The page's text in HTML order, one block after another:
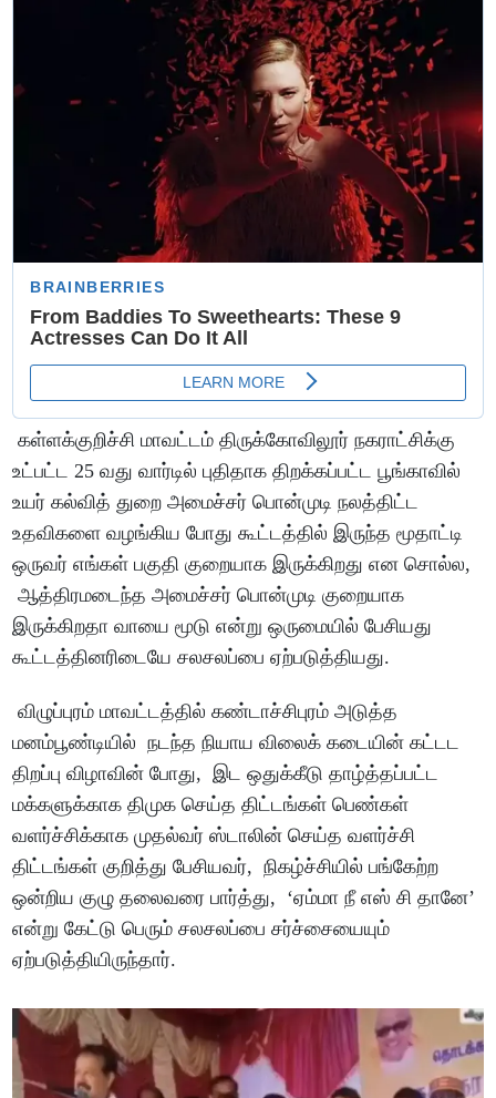
கள்ளக்குறிச்சி மாவட்டம் திருக்கோவிலூர் நகராட்சிக்கு
உட்பட்ட 25 வது வார்டில் புதிதாக திறக்கப்பட்ட பூங்காவில்
உயர் கல்வித் துறை அமைச்சர் பொன்முடி நலத்திட்ட
உதவிகளை வழங்கிய போது கூட்டத்தில் இருந்த மூதாட்டி
ஒருவர் எங்கள் பகுதி குறையாக இருக்கிறது என சொல்ல,
ஆத்திரமடைந்த அமைச்சர் பொன்முடி குறையாக
இருக்கிறதா வாயை மூடு என்று ஒருமையில் பேசியது
கூட்டத்தினரிடையே சலசலப்பை ஏற்படுத்தியது.
விழுப்புரம் மாவட்டத்தில் கண்டாச்சிபுரம் அடுத்த
மனம்பூண்டியில் நடந்த நியாய விலைக் கடையின் கட்டட
திறப்பு விழாவின் போது, இட ஒதுக்கீடு தாழ்த்தப்பட்ட
மக்களுக்காக திமுக செய்த திட்டங்கள் பெண்கள்
வளர்ச்சிக்காக முதல்வர் ஸ்டாலின் செய்த வளர்ச்சி
திட்டங்கள் குறித்து பேசியவர், நிகழ்ச்சியில் பங்கேற்ற
ஒன்றிய குழு தலைவரை பார்த்து, ‘ஏம்மா நீ எஸ் சி தானே’
என்று கேட்டு பெரும் சலசலப்பை சர்ச்சையையும்
ஏற்படுத்தியிருந்தார்.